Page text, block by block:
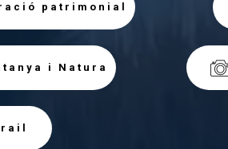
patrimonial
i Natura